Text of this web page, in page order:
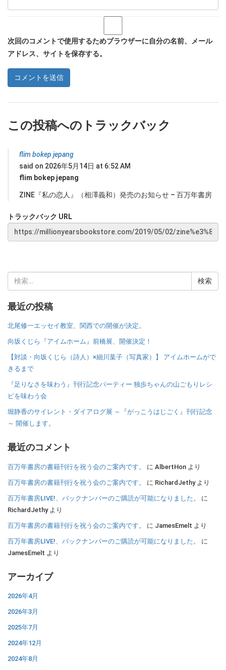
次回のコメントで使用するためブラウザーに自分の名前、メール
アドレス、サイトを保存する。
この投稿へのトラックバック
flim bokep jepang
said on 2026年5月14日 at 6:52 AM
flim bokep jepang
ZINE『私の恋人』（相澤義和）発売のお知らせ – 百万年書房
トラックバック URL
索:
最近の投稿
北尾修一エッセイ教室、関西での開催が決定。
向坂くじら『アイムホーム』前橋展、開催決定！
【対談・向坂くじら（詩人）×細川葉子（写真家）】 アイムホームがで
きるまで
『足りなさを味わう』刊行記念パーティー 独歩ちゃんの山ごもりレシ
ピを味わう会
堀静香のサイレント・ダイアログ展 ～『がっこうはじごく』刊行記念
～ 開催します。
最近のコメント
百万年書房の書籍刊行を祝う会のご案内です。 に AlbertHon より
百万年書房の書籍刊行を祝う会のご案内です。 に RichardJethyより
百万年書房LIVE!、バックナンバーのご購読が可能になりました。
に
RichardJethyより
百万年書房の書籍刊行を祝う会のご案内です。 に JamesEmelt より
百万年書房LIVE!、バックナンバーのご購読が可能になりました。
に
JamesEmelt より
アーカイブ
2026年4月
2026年3月
2025年7月
2024年12月
2024年8月